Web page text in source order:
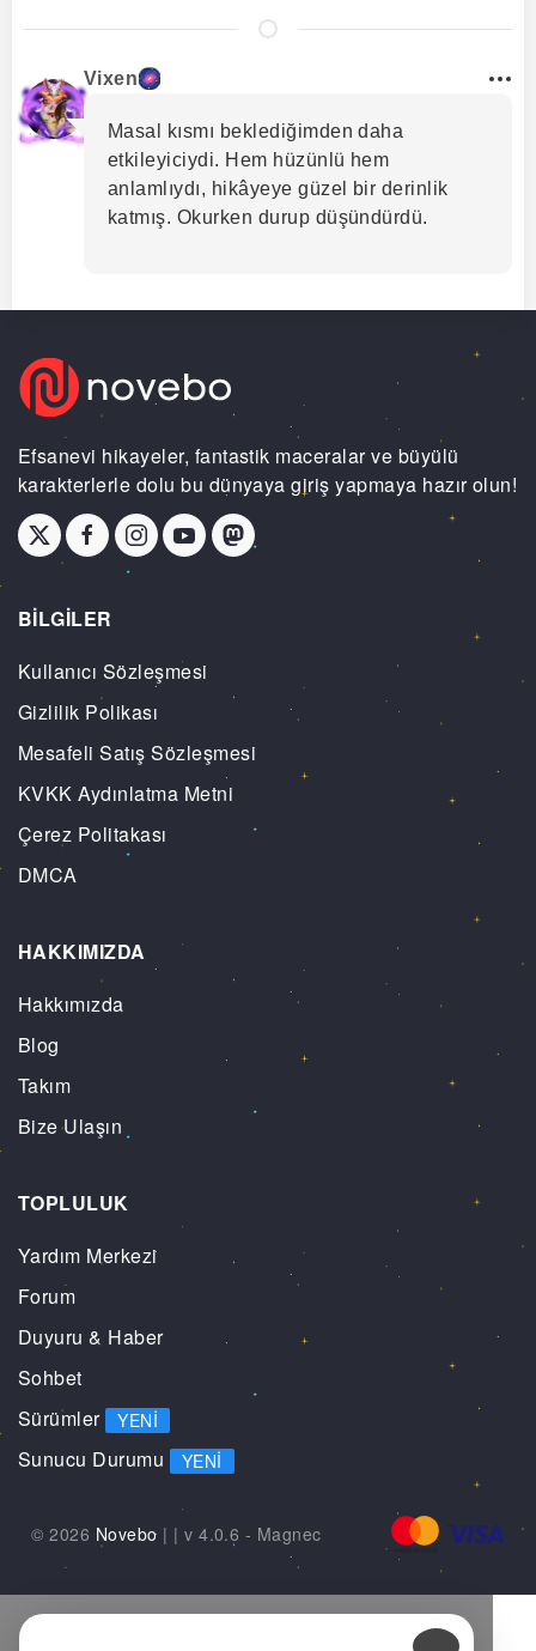
Vixen
Masal kısmı beklediğimden daha
etkileyiciydi. Hem hüzünlü hem
anlamlıydı, hikâyeye güzel bir derinlik
katmış. Okurken durup düşündürdü.
Efsanevi hikayeler, fantastik maceralar ve büyülü
karakterlerle dolu bu dünyaya giriş yapmaya hazır olun!
BİLGİLER
Kullanıcı Sözleşmesi
Gizlilik Polikası
Mesafeli Satış Sözleşmesi
KVKK Aydınlatma Metni
Çerez Politakası
DMCA
HAKKIMIZDA
Hakkımızda
Blog
Takım
Bize Ulaşın
TOPLULUK
Yardım Merkezi
Forum
Duyuru & Haber
Sohbet
Sürümler YENI
Sunucu Durumu YENI
© 2026 Novebo | | v 4.0.6 - Magnec